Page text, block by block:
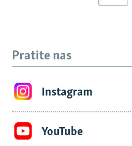
Pratite nas
Instagram
YouTube